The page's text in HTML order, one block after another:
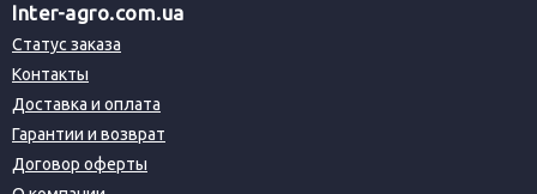
Inter-agro.com.ua
Статус заказа
Контакты
Доставка и оплата
Гарантии и возврат
Договор оферты